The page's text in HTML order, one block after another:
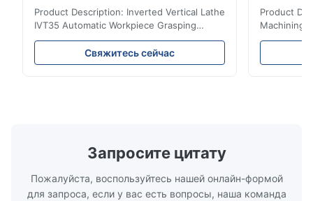
компоновкой и автоматическим
захватом заготовки
Product Description: Inverted Vertical Lathe
IVT35 Automatic Workpiece Grasping
Automated Production Line CNC Lathe
IVT35 automated production line stands
out with standardized modular design and
layout, it integrates turning, drilling and
boring for multi-process machining. Ideal
Свяжитесь сейчас
Product
Machining
Mineral
for the
Запросите цитату
Пожалуйста, воспользуйтесь нашей онлайн-формой
для запроса, если у вас есть вопросы, наша команда